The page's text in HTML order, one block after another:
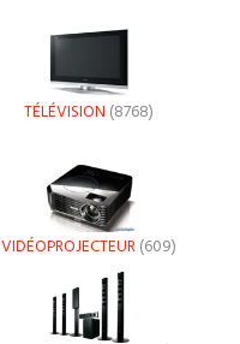
TÉLÉVISION (8768)
VIDÉOPROJECTEUR(609)